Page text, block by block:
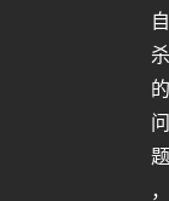
自
杀
的
问
题
，